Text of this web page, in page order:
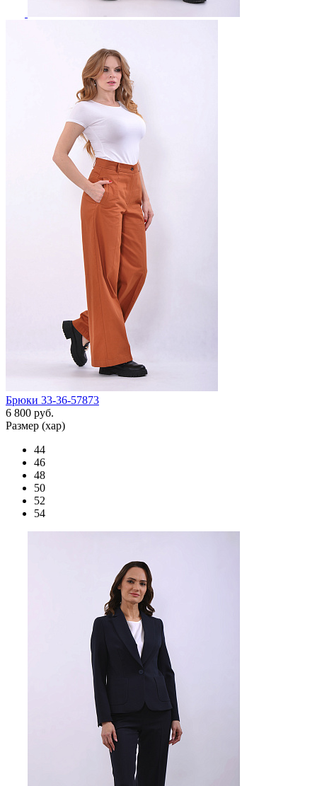
Брюки 33-36-57873
6 800 руб.
Размер (хар)
44
46
48
50
52
54